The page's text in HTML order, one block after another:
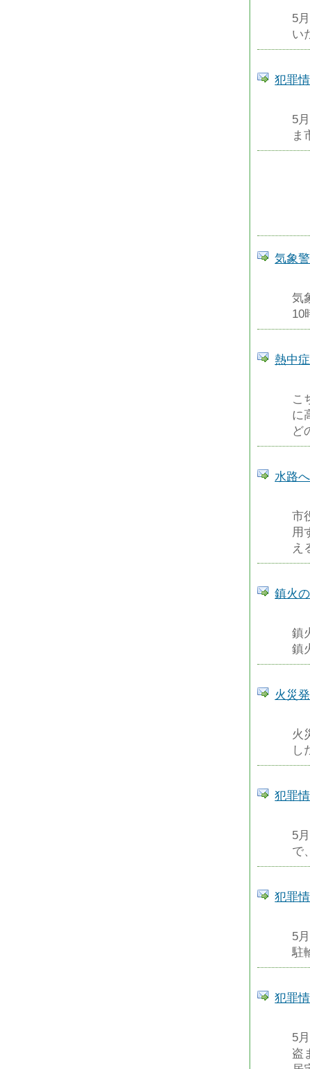
5
い
犯罪
5
ま
気象
気
10
熱中
こ
に
ど
水路
市
用
え
鎮火
鎮
鎮
火災
火
し
犯罪
5
で
犯罪
5
駐
犯罪
5
盗